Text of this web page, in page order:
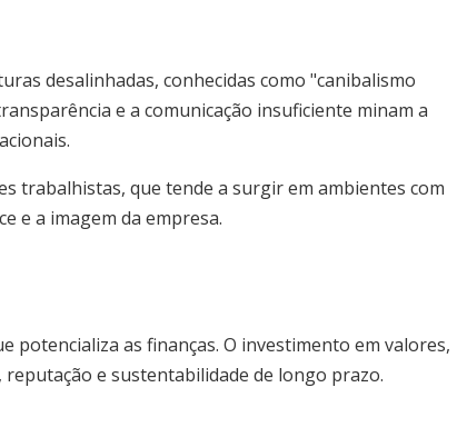
desalinhadas, conhecidas como "canibalismo
e a comunicação insuficiente minam a
trabalhistas, que tende a surgir em ambientes com
e a imagem da empresa.
potencializa as finanças. O investimento em valores,
e sustentabilidade de longo prazo.